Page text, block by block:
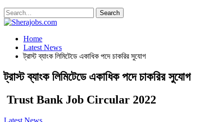
Home
Latest News
ট্রাস্ট ব্যাংক লিমিটেডে একাধিক পদে চাকরির সুযোগ
ট্রাস্ট ব্যাংক লিমিটেডে একাধিক পদে চাকরির সুযোগ
Trust Bank Job Circular 2022
Latest News